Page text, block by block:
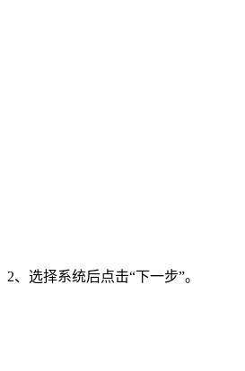
2、选择系统后点击“下一步”。